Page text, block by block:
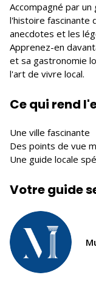
Accompagné par
l'histoire fascinante
anecdotes et les
Apprenez-en
et sa gastronomie
l'art de vivre local.
Ce qui rend
Une ville fascinante
Des points de vue
Une guide locale
Votre guide